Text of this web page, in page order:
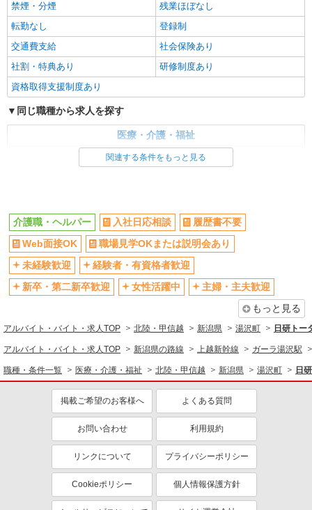
禁煙・分煙
残業ほぼなし
転勤なし
登録制
交通費支給
社会保険あり
社割・特典あり
研修制度あり
資格取得支援制度あり
同じ職種から求人を探す
医療・介護・福祉
週2～3日勤務OK
深夜
交通費支給
社会保険あり
関連する条件をもっと見る
介護職・ヘルパー 入社日応相談
履歴書不要
Web面接OK
職場見学OKまたは説明会あり
未経験歓迎
経験者・有資格者歓迎
新卒・第二新卒歓迎
女性活躍中
主婦・主夫歓迎
もっと見る
アルバイト・バイト・求人TOP 北陸・甲信越 新潟県 湯沢町 日研トー
アルバイト・バイト・求人TOP 新潟県の路線 上越新幹線 ガーラ湯沢駅
職種・条件一覧 医療・介護・福祉 北陸・甲信越 新潟県 湯沢町 日
掲載ご希望のお客様へ よくある質問
お問い合わせ 利用規約
リンクについて プライバシーポリシー
Cookieポリシー 個人情報保護方針